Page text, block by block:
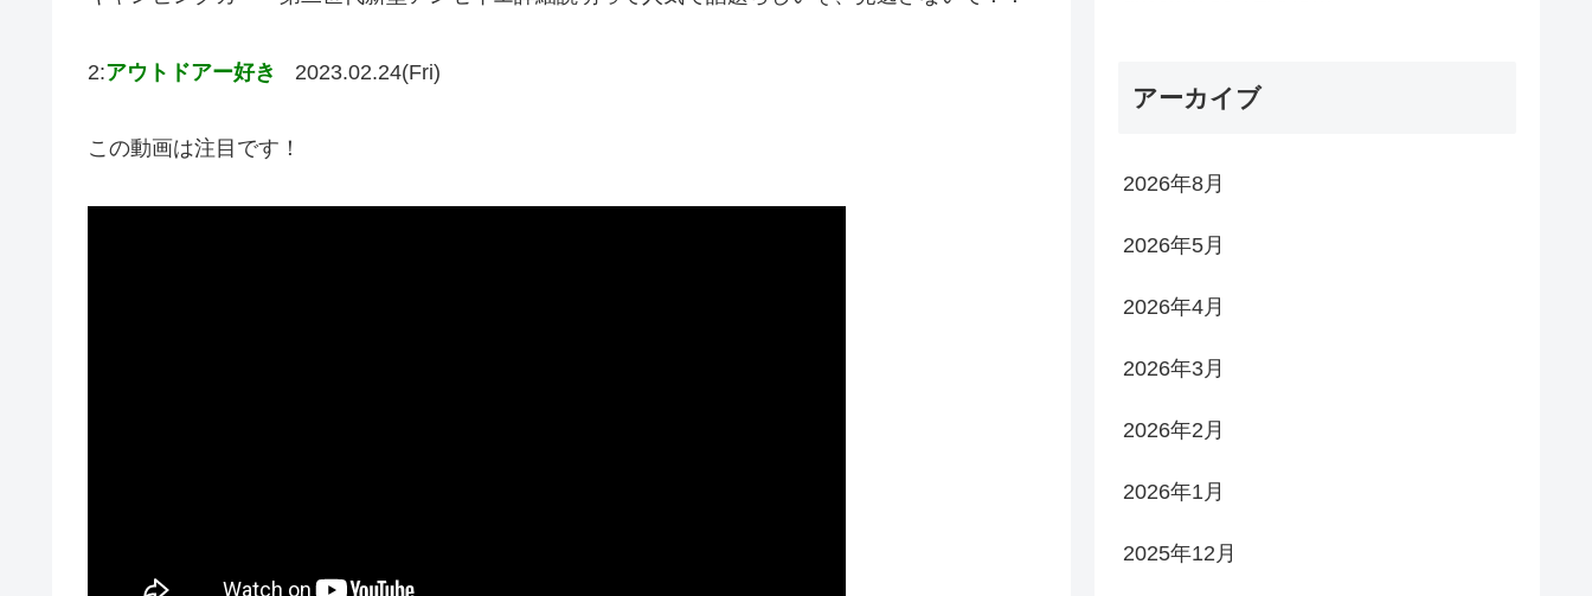
2:アウトドアー好き 2023.02.24(Fri)
この動画は注目です！
アーカイブ
2026年8月
2026年5月
2026年4月
2026年3月
2026年2月
2026年1月
2025年12月